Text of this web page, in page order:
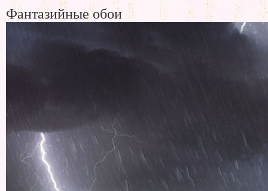
Фантазийные обои